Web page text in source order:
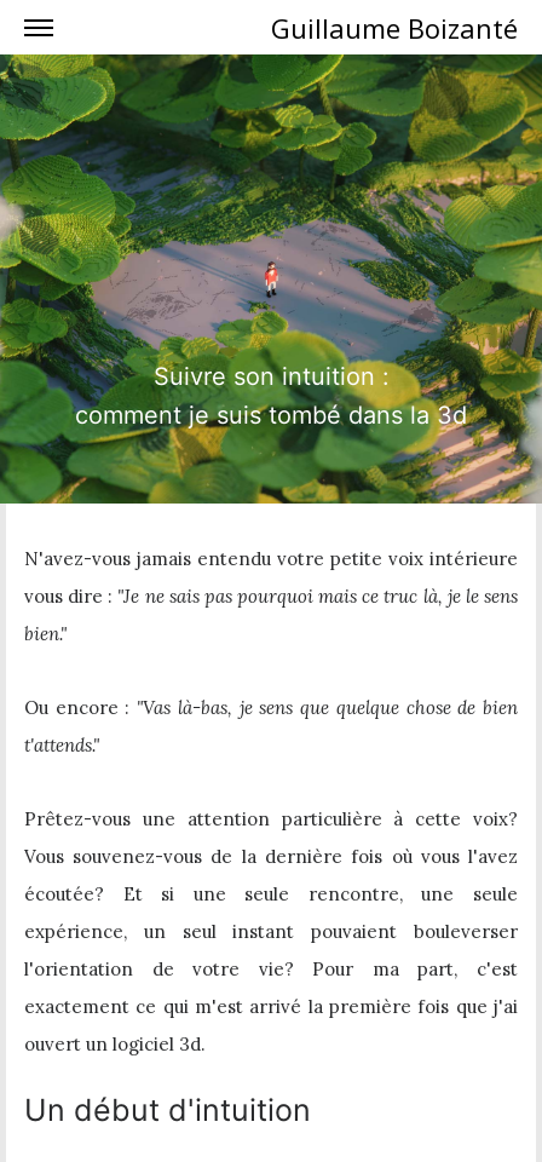
Guillaume Boizanté
Suivre son intuition :
comment je suis tombé dans la 3d
N'avez-vous jamais entendu votre petite voix intérieure
vous dire : "Je ne sais pas pourquoi mais ce truc là, je le sens
bien."
Ou encore : "Vas là-bas, je sens que quelque chose de bien
t'attends."
Prêtez-vous une attention particulière à cette voix?
Vous souvenez-vous de la dernière fois où vous l'avez
écoutée? Et si une seule rencontre, une seule
expérience, un seul instant pouvaient bouleverser
l'orientation de votre vie? Pour ma part, c'est
exactement ce qui m'est arrivé la première fois que j'ai
ouvert un logiciel 3d.
Un début d'intuition